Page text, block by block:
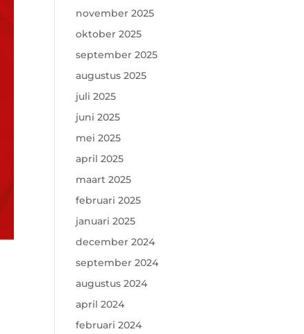
november 2025
oktober 2025
september 2025
augustus 2025
juli 2025
juni 2025
mei 2025
april 2025
maart 2025
februari 2025
januari 2025
december 2024
september 2024
augustus 2024
april 2024
februari 2024